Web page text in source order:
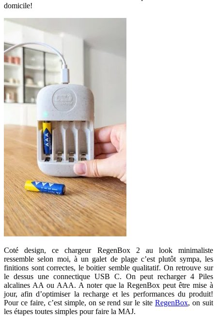
domicile!
Coté design, ce chargeur RegenBox 2 au look minimaliste
ressemble selon moi, à un galet de plage c’est plutôt sympa, les
finitions sont correctes, le boitier semble qualitatif. On retrouve sur
le dessus une connectique USB C. On peut recharger 4 Piles
alcalines AA ou AAA. A noter que la RegenBox peut être mise à
jour, afin d’optimiser la recharge et les performances du produit!
Pour ce faire, c’est simple, on se rend sur le siteRegenBox, on suit
les étapes toutes simples pour faire la MAJ.